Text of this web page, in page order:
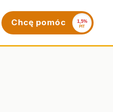
Chcę pomóc 1,5%
PIT